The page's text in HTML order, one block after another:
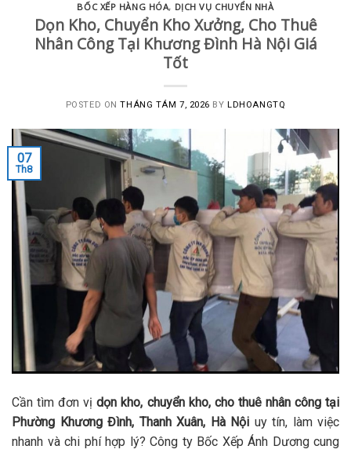
BỐC XẾP HÀNG HÓA, DỊCH VỤ CHUYỂN NHÀ
Dọn Kho, Chuyển Kho Xưởng, Cho Thuê
Nhân Công Tại Khương Đình Hà Nội Giá
Tốt
POSTED ONTHÁNG TÁM 7, 2026 BYLDHOANGTQ
07
Th8
Cần tìm đơn vịdọn kho, chuyển kho, cho thuê nhân công tại
Phường Khương Đình, Thanh Xuân, Hà Nội uy tín, làm việc
nhanh và chi phí hợp lý? Công ty Bốc Xếp Ánh Dương cung